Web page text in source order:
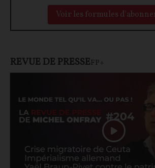
Voir les formules
REVUE DE PRESSEFP+